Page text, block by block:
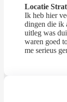
Locatie
Ik heb hier
dingen die ik
uitleg was
waren goed
me serieus